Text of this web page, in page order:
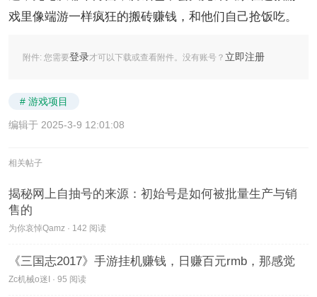
戏里像端游一样疯狂的搬砖赚钱，和他们自己抢饭吃。
附件: 您需要登录才可以下载或查看附件。没有账号？ 立即注册
# 游戏项目
编辑于 2025-3-9 12:01:08
相关帖子
揭秘网上自抽号的来源：初始号是如何被批量生产与销
售的
为你哀悼Qamz · 142 阅读
《三国志2017》手游挂机赚钱，日赚百元rmb，那感觉
Zc机械o迷I · 95 阅读